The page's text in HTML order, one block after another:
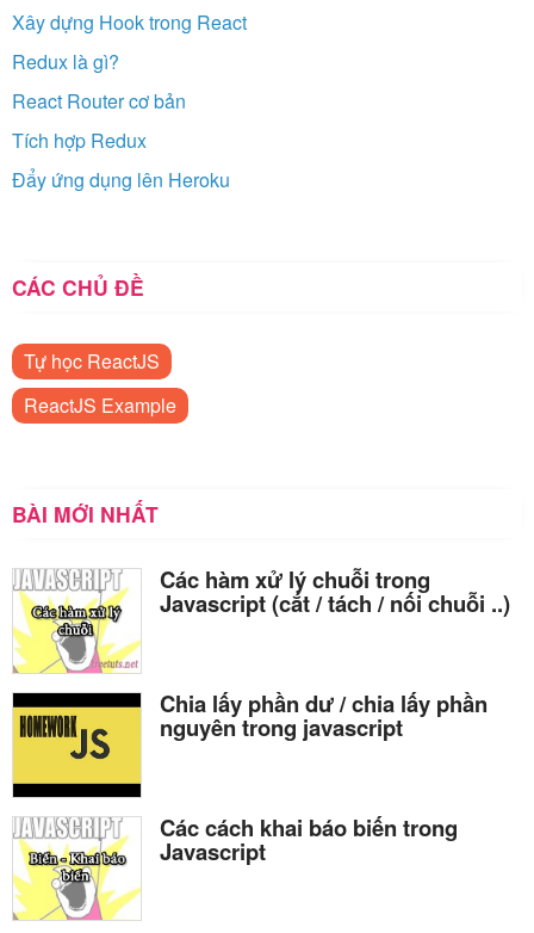
Xây dựng Hook trong React
Redux là gì?
React Router cơ bản
Tích hợp Redux
Đẩy ứng dụng lên Heroku
CÁC CHỦ ĐỀ
Tự học ReactJS
ReactJS Example
BÀI MỚI NHẤT
Các hàm xử lý chuỗi trong
Javascript (cắt / tách / nối chuỗi ..)
Chia lấy phần dư / chia lấy phần
nguyên trong javascript
Các cách khai báo biến trong
Javascript